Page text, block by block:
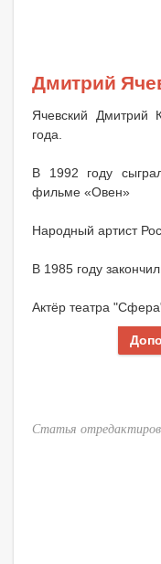
Дмитрий
Ячевский Дмитрий
года.
В 1992 году
фильме «Овен»
Народный артист
В 1985 году
Актёр театра
Статья